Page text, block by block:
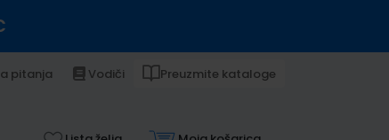
pitanja Vodiči Preuzmite kataloge